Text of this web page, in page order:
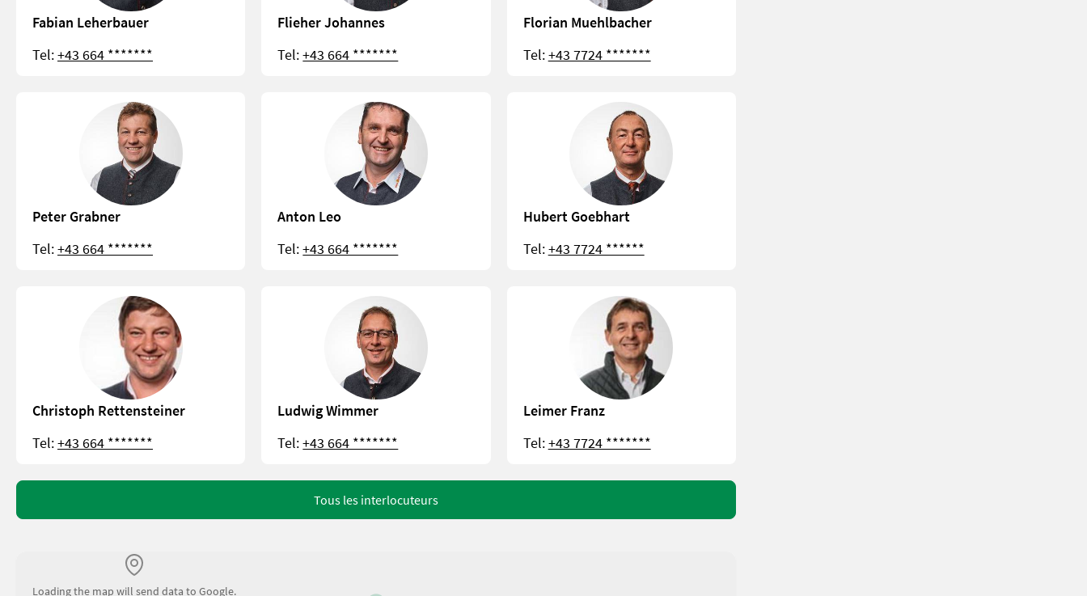
Fabian Leherbauer
Tel:+43 664 *******
Flieher Johannes
Tel:+43 664 *******
Florian Muehlbacher
Tel:+43 7724 *******
Peter Grabner
Tel:+43 664 *******
Anton Leo
Tel:+43 664 *******
Hubert Goebhart
Tel:+43 7724 ******
Christoph Rettensteiner
Tel:+43 664 *******
Ludwig Wimmer
Tel:+43 664 *******
Leimer Franz
Tel:+43 7724 *******
Tous les interlocuteurs
Loading the map will send data to Google.